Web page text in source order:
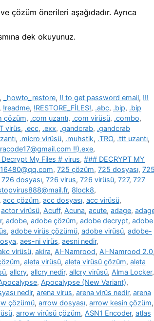
çözüm önerileri aşağıdadır. Ayrıca
dek okuyunuz.
, _howto_restore, !! to get password email, !!!
, !readme, !RESTORE_FİLES!, .abc, .bip, .bip
çözüm, .com uzantı, .com virüsü, .combo,
virüs, .ecc, .exx, .gandcrab, .gandcrab
, .micro virüsü, .muhstik, .TRO, .ttt uzantı,
!!).exe,
My Files # virus, ### DECRYPT MY
, 725 çözüm, 725 dosyası, 725
726 dosyası, 726 virus, 726 virüsü, 727, 727
, 8lock8,
, acc çözüm, acc dosyası, acc virüsü,
actor virüsü, Acuff, Acuna, acute, adage,
, adobe, adobe çözüm, adobe decrypt, adobe
, adobe virüs çözümü, adobe virüsü, adobe-
, aes-ni virüs, aesni nedir,
virüsü, akira, Al-Namrood, Al-Namrood 2.0,
, aleta virüsü, aleta virüsü çözüm, aleta
, allcry, allcry nedir, allcry virüsü, Alma Locker,
, Apocalypse (New Variant),
nedir, arena virus, arena virüs nedir, arena
çözümü, arrow dosyası, arrow kesin çözüm,
, arrow virüsü çözüm, ASN1 Encoder, atlas